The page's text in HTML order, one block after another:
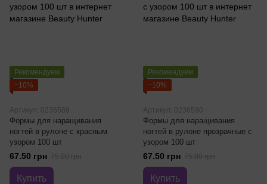
Рекомендуем
−10%
Артикул: 0236589
Формы для наращивания
ногтей в рулоне с красным
узором 100 шт
67.50 грн 75.00 грн
Купить
Рекомендуем
−10%
Артикул: 0236590
Формы для наращивания
ногтей в рулоне прозрачные с
узором 100 шт
67.50 грн 75.00 грн
Купить